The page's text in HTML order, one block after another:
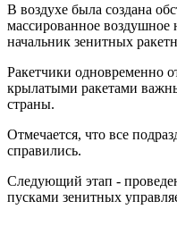
В воздухе была создана
массированное воздушное
начальник зенитных
Ракетчики одновременно
крылатыми ракетами
страны.
Отмечается, что все
справились.
Следующий этап -
пусками зенитных